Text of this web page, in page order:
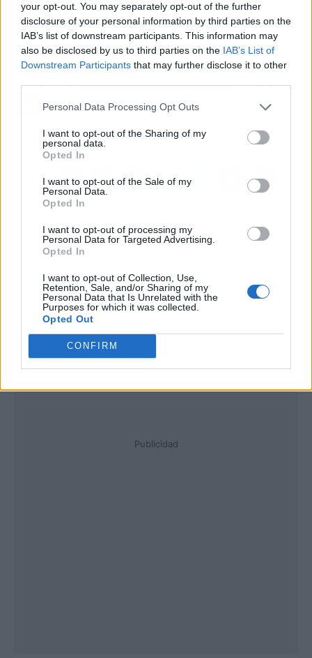
your opt-out. You may separately opt-out of the further
disclosure of your personal information by third parties on the
IAB’s list of downstream participants. This information may
also be disclosed by us to third parties on the IAB’s List of
Downstream Participants that may further disclose it to other
Personal Data Processing Opt Outs
I want to opt-out of the Sharing of my
personal data.
Opted In
I want to opt-out of the Sale of my
Personal Data.
Opted In
I want to opt-out of processing my
Personal Data for Targeted Advertising.
Opted In
I want to opt-out of Collection, Use,
Retention, Sale, and/or Sharing of my
Personal Data that Is Unrelated with the
Purposes for which it was collected.
Opted Out
CONFIRM
personalizadas, con el apoyo motivacional que
necesiten para no rendirse y mejorar su calidad
de vida.
árnica, con QKnatur
paletas de maquillaje por
Publicidad